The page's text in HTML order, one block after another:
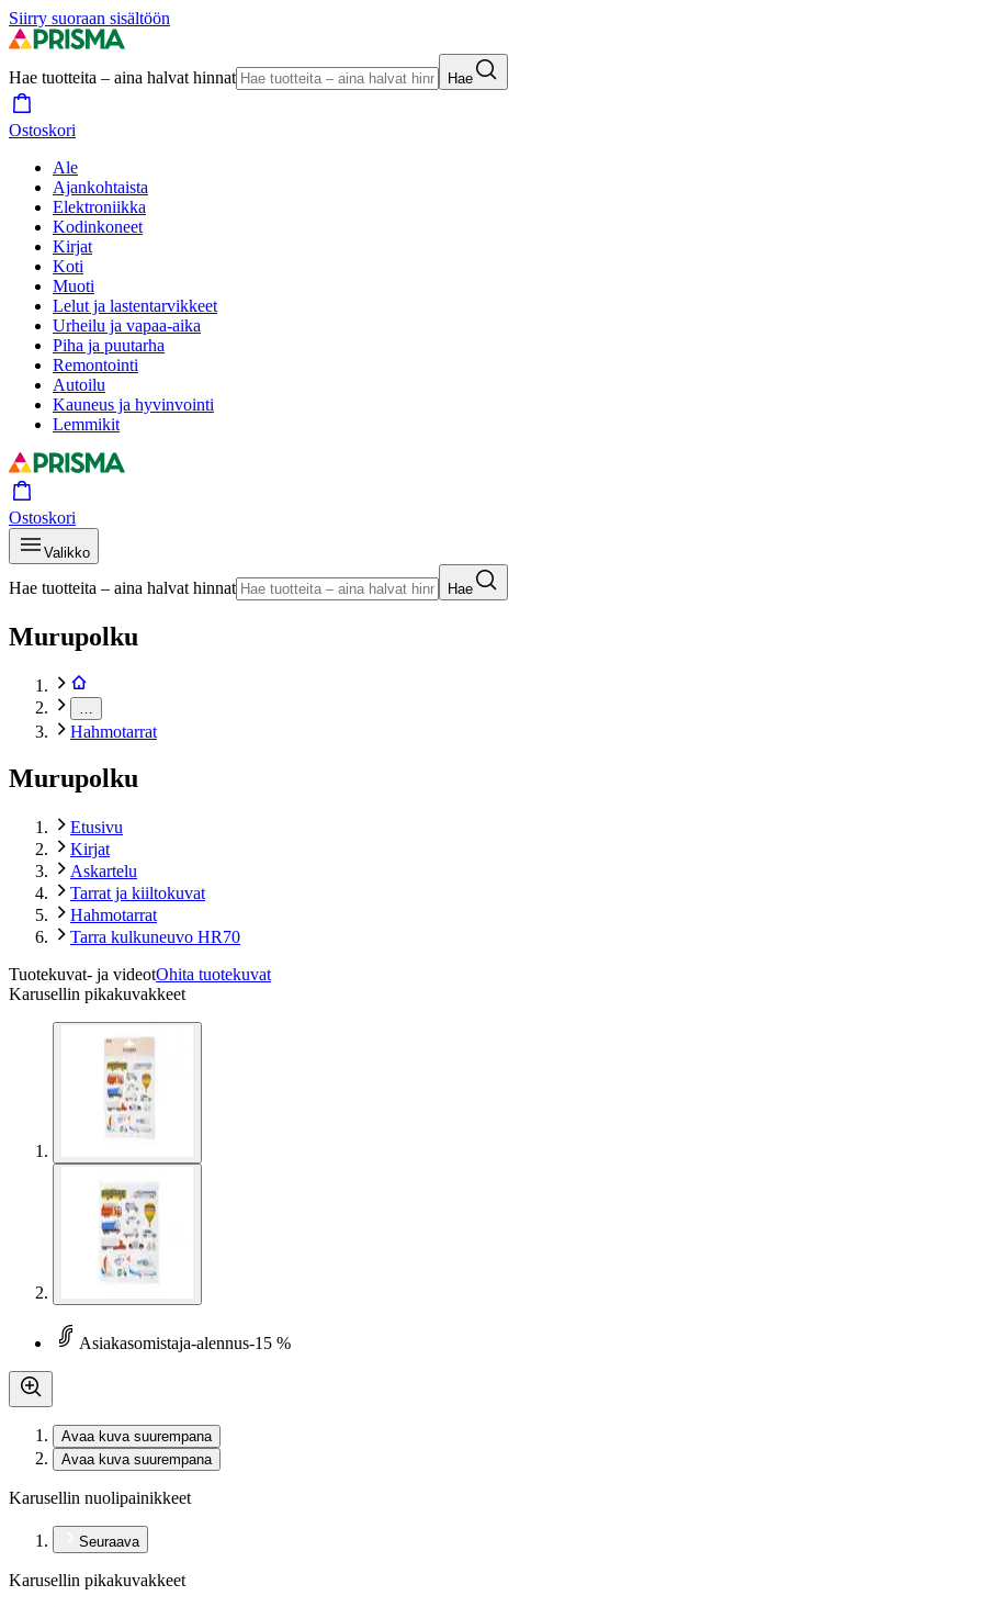
Siirry suoraan sisältöön
Hae tuotteita – aina halvat hinnat Hae
Ostoskori
Ale
Ajankohtaista
Elektroniikka
Kodinkoneet
Kirjat
Koti
Muoti
Lelut ja lastentarvikkeet
Urheilu ja vapaa-aika
Piha ja puutarha
Remontointi
Autoilu
Kauneus ja hyvinvointi
Lemmikit
Ostoskori
Valikko
Hae tuotteita – aina halvat hinnat Hae
Murupolku
Hahmotarrat
Murupolku
Etusivu
Kirjat
Askartelu
Tarrat ja kiiltokuvat
Hahmotarrat
Tarra kulkuneuvo HR70
Tuotekuvat- ja videotOhita tuotekuvat
Karusellin pikakuvakkeet
Asiakasomistaja-alennus-15 %
Avaa kuva suurempana
Avaa kuva suurempana
Karusellin nuolipainikkeet
Seuraava
Karusellin pikakuvakkeet